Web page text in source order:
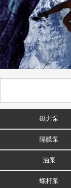
磁力泵
隔膜泵
油泵
螺杆泵